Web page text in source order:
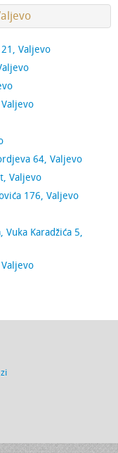
Valjevo
64, Valjevo
Valjevo
176, Valjevo
Vuka Karadžića 5,